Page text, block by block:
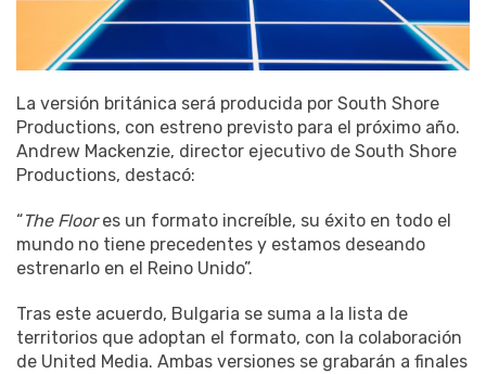
La versión británica será producida por South Shore
Productions, con estreno previsto para el próximo año.
Andrew Mackenzie, director ejecutivo de South Shore
Productions, destacó:
“The Floores un formato increíble, su éxito en todo el
mundo no tiene precedentes y estamos deseando
estrenarlo en el Reino Unido”.
Tras este acuerdo, Bulgaria se suma a la lista de
territorios que adoptan el formato, con la colaboración
de United Media. Ambas versiones se grabarán a finales